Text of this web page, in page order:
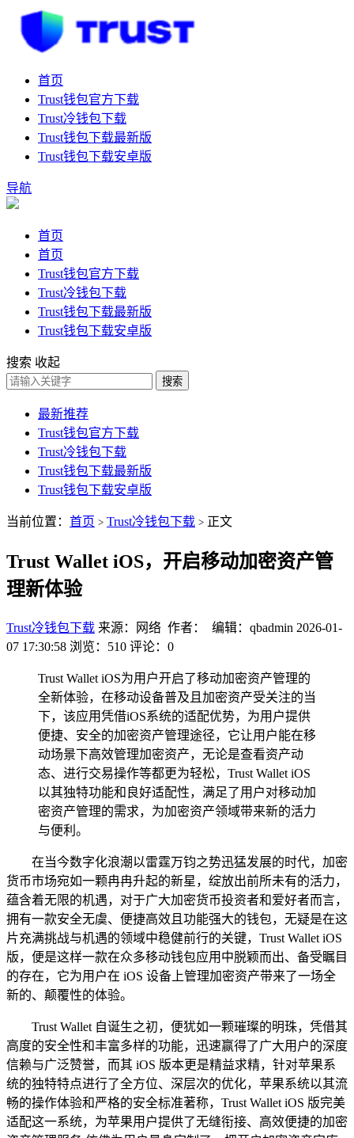
首页
Trust钱包官方下载
Trust冷钱包下载
Trust钱包下载最新版
Trust钱包下载安卓版
导航
首页
首页
Trust钱包官方下载
Trust冷钱包下载
Trust钱包下载最新版
Trust钱包下载安卓版
搜索 收起
搜索
最新推荐
Trust钱包官方下载
Trust冷钱包下载
Trust钱包下载最新版
Trust钱包下载安卓版
当前位置： 首页 > Trust冷钱包下载 > 正文
Trust Wallet iOS，开启移动加密资产管
理新体验
Trust冷钱包下载 来源：网络 作者： 编辑：qbadmin 2026-01-
07 17:30:58 浏览：510 评论：0
Trust Wallet iOS为用户开启了移动加密资产管理的
全新体验，在移动设备普及且加密资产受关注的当
下，该应用凭借iOS系统的适配优势，为用户提供
便捷、安全的加密资产管理途径，它让用户能在移
动场景下高效管理加密资产，无论是查看资产动
态、进行交易操作等都更为轻松，Trust Wallet iOS
以其独特功能和良好适配性，满足了用户对移动加
密资产管理的需求，为加密资产领域带来新的活力
与便利。
在当今数字化浪潮以雷霆万钧之势迅猛发展的时代，加密
货币市场宛如一颗冉冉升起的新星，绽放出前所未有的活力，
蕴含着无限的机遇，对于广大加密货币投资者和爱好者而言，
拥有一款安全无虞、便捷高效且功能强大的钱包，无疑是在这
片充满挑战与机遇的领域中稳健前行的关键，Trust Wallet iOS
版，便是这样一款在众多移动钱包应用中脱颖而出、备受瞩目
的存在，它为用户在 iOS 设备上管理加密资产带来了一场全
新的、颠覆性的体验。
Trust Wallet 自诞生之初，便犹如一颗璀璨的明珠，凭借其
高度的安全性和丰富多样的功能，迅速赢得了广大用户的深度
信赖与广泛赞誉，而其 iOS 版本更是精益求精，针对苹果系
统的独特特点进行了全方位、深层次的优化，苹果系统以其流
畅的操作体验和严格的安全标准著称，Trust Wallet iOS 版完美
适配这一系统，为苹果用户提供了无缝衔接、高效便捷的加密